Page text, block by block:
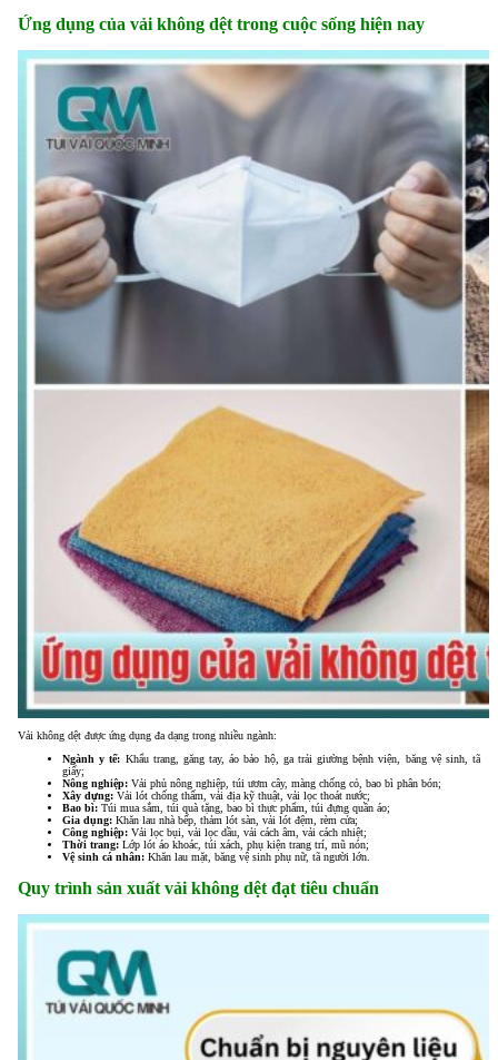
Ứng dụng của vải không dệt trong cuộc sống hiện nay
Vải không dệt được ứng dụng đa dạng trong nhiều ngành:
Ngành y tế: Khẩu trang, găng tay, áo bảo hộ, ga trải giường bệnh viện, băng vệ sinh, tã
giấy;
Nông nghiệp: Vải phủ nông nghiệp, túi ươm cây, màng chống cỏ, bao bì phân bón;
Xây dựng: Vải lót chống thấm, vải địa kỹ thuật, vải lọc thoát nước;
Bao bì: Túi mua sắm, túi quà tặng, bao bì thực phẩm, túi đựng quần áo;
Gia dụng: Khăn lau nhà bếp, thảm lót sàn, vải lót đệm, rèm cửa;
Công nghiệp: Vải lọc bụi, vải lọc dầu, vải cách âm, vải cách nhiệt;
Thời trang: Lớp lót áo khoác, túi xách, phụ kiện trang trí, mũ nón;
Vệ sinh cá nhân: Khăn lau mặt, băng vệ sinh phụ nữ, tã người lớn.
Quy trình sản xuất vải không dệt đạt tiêu chuẩn